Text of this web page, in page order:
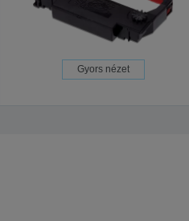
Gyors nézet